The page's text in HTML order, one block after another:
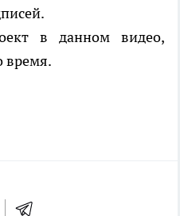
в данном видео,
время.